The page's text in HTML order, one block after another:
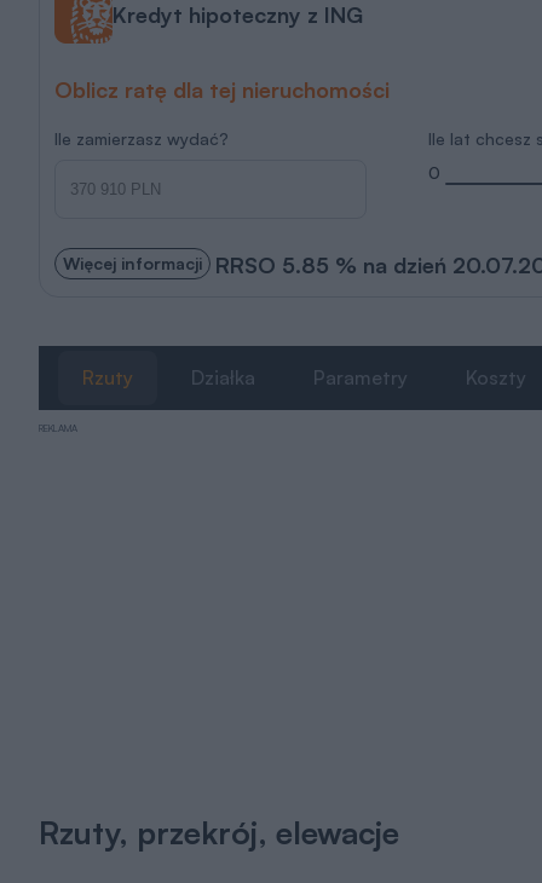
Kredyt hipoteczny z ING
Oblicz ratę dla tej nieruchomości
Ile zamierzasz wydać?
Ile lat chcesz
0
Więcej informacji RRSO 5.85 % na dzień
Rzuty Działka Parametry Koszty
REKLAMA
Rzuty, przekrój, elewacje